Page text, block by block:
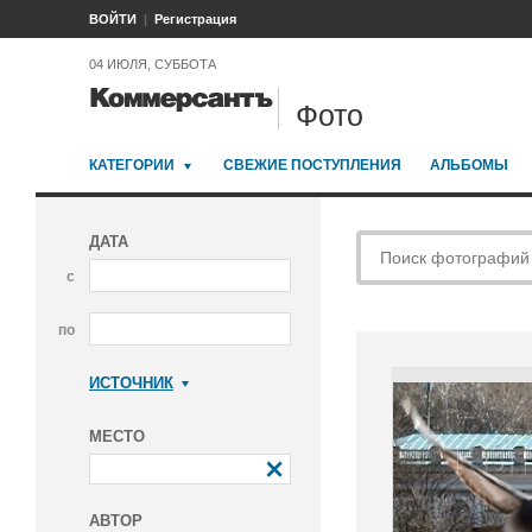
ВОЙТИ Регистрация
04 ИЮЛЯ, СУББОТА
Фото
КАТЕГОРИИ СВЕЖИЕ ПОСТУПЛЕНИЯ АЛЬБОМЫ
ДАТА
с
по
ИСТОЧНИК
МЕСТО
АВТОР